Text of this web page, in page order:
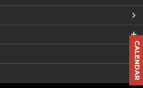
CALENDAR